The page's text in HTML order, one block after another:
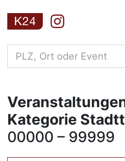
Kategorie
00000 – 99999